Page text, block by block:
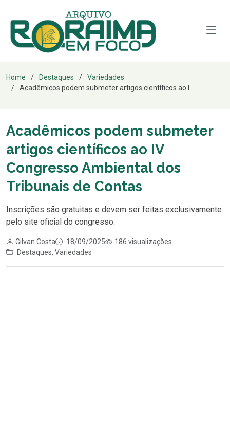
Home Destaques
Variedades
Acadêmicos podem submeter artigos científicos ao I...
Acadêmicos podem submeter
artigos científicos ao IV
Congresso Ambiental dos
Tribunais de Contas
Inscrições são gratuitas e devem ser feitas exclusivamente
pelo site oficial do congresso.
Gilvan Costa 18/09/2025
186 visualizações
Destaques, Variedades